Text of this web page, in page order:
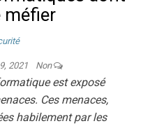
méfier
2021 Non
est exposé
Ces menaces,
habilement par les